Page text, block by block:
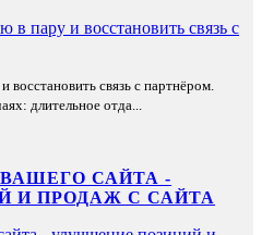
связь с партнёром.
длительное отда...
САЙТА -
И ПРОДАЖ С САЙТА